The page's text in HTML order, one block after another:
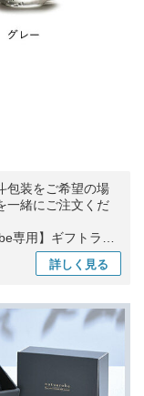
包装をご希望の場
一緒にご注文くだ
専用】ギフトラッ
詳しく 見る